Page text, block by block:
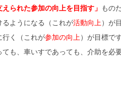
えられた参加の向上を目指す」 もの
るようになる（これが活動向上）が
行く（これが参加の向上）が目標です
も、車いすであっても、介助を必